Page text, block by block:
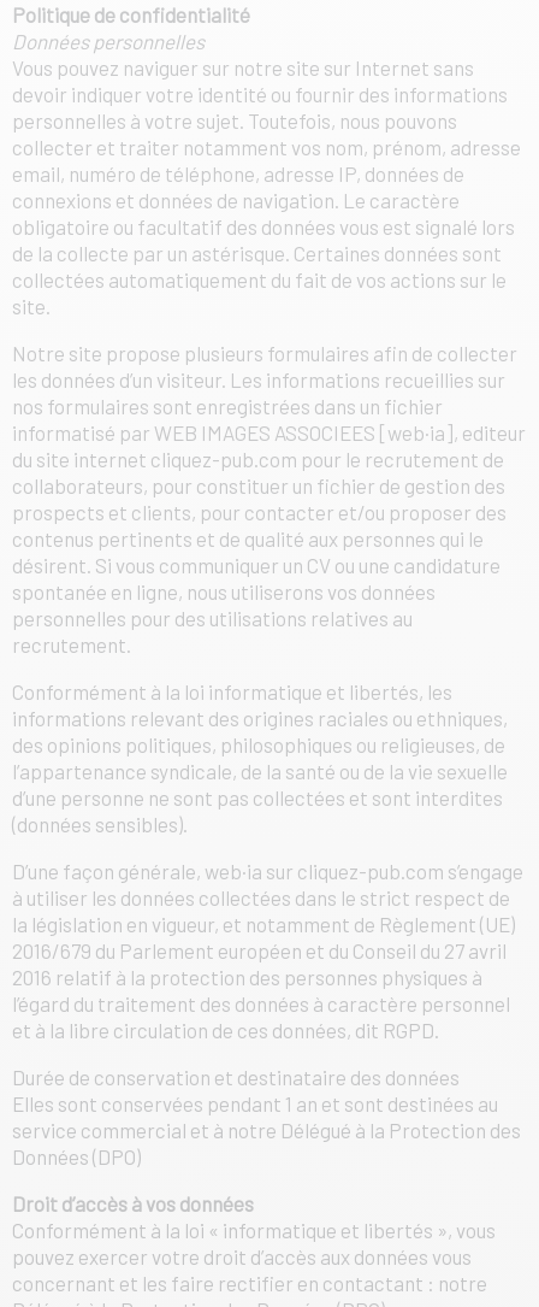
Politique de confidentialité
Données personnelles
Vous pouvez naviguer sur notre site sur Internet sans
devoir indiquer votre identité ou fournir des informations
personnelles à votre sujet. Toutefois, nous pouvons
collecter et traiter notamment vos nom, prénom, adresse
email, numéro de téléphone, adresse IP, données de
connexions et données de navigation. Le caractère
obligatoire ou facultatif des données vous est signalé lors
de la collecte par un astérisque. Certaines données sont
collectées automatiquement du fait de vos actions sur le
site.
Notre site propose plusieurs formulaires afin de collecter
les données d’un visiteur. Les informations recueillies sur
nos formulaires sont enregistrées dans un fichier
informatisé par WEB IMAGES ASSOCIEES [web·ia], editeur
du site internet cliquez-pub.com pour le recrutement de
collaborateurs, pour constituer un fichier de gestion des
prospects et clients, pour contacter et/ou proposer des
contenus pertinents et de qualité aux personnes qui le
désirent. Si vous communiquer un CV ou une candidature
spontanée en ligne, nous utiliserons vos données
personnelles pour des utilisations relatives au
recrutement.
Conformément à la loi informatique et libertés, les
informations relevant des origines raciales ou ethniques,
des opinions politiques, philosophiques ou religieuses, de
l’appartenance syndicale, de la santé ou de la vie sexuelle
d’une personne ne sont pas collectées et sont interdites
(données sensibles).
D’une façon générale, web·ia sur cliquez-pub.com s’engage
à utiliser les données collectées dans le strict respect de
la législation en vigueur, et notamment de Règlement (UE)
2016/679 du Parlement européen et du Conseil du 27 avril
2016 relatif à la protection des personnes physiques à
l’égard du traitement des données à caractère personnel
et à la libre circulation de ces données, dit RGPD.
Durée de conservation et destinataire des données
Elles sont conservées pendant 1 an et sont destinées au
service commercial et à notre Délégué à la Protection des
Données (DPO)
Droit d’accès à vos données
Conformément à la loi « informatique et libertés », vous
pouvez exercer votre droit d’accès aux données vous
concernant et les faire rectifier en contactant : notre